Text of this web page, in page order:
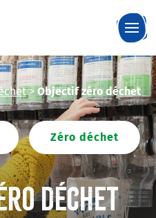
> Objectif zéro déchet
Zéro déchet
déchet